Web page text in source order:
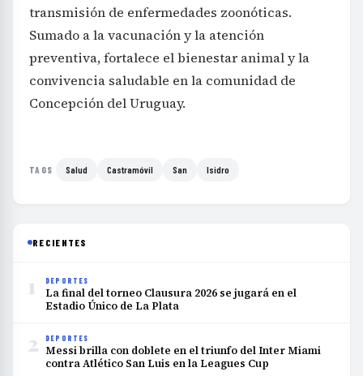
transmisión de enfermedades zoonóticas.
Sumado a la vacunación y la atención
preventiva, fortalece el bienestar animal y la
convivencia saludable en la comunidad de
Concepción del Uruguay.
TAGS Salud Castramóvil San Isidro
RECIENTES
1 DEPORTES
La final del torneo Clausura 2026 se jugará en el
Estadio Único de La Plata
2 DEPORTES
Messi brilla con doblete en el triunfo del Inter Miami
contra Atlético San Luis en la Leagues Cup